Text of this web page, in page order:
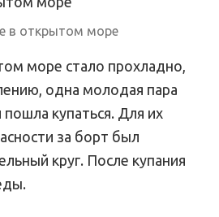
в открытом море
море стало прохладно,
одна молодая пара
купаться. Для их
за борт был
круг. После купания